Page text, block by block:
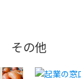
その他